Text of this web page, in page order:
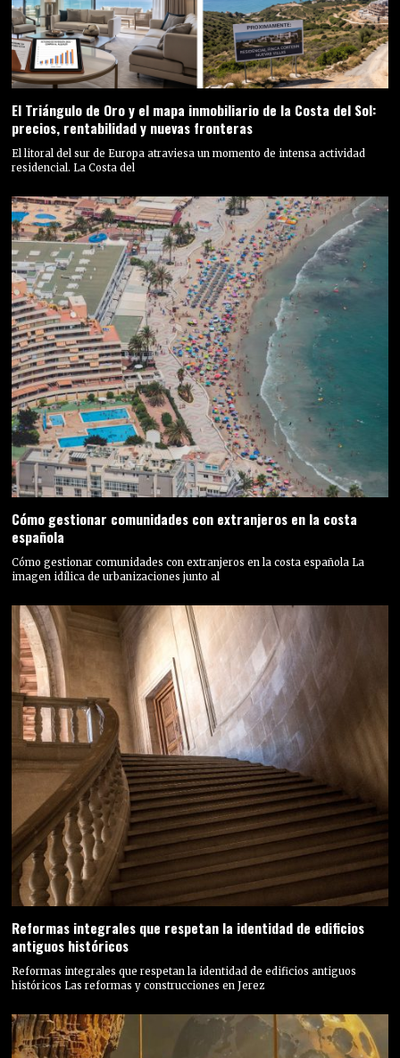
El Triángulo de Oro y el mapa inmobiliario de la Costa del Sol:
precios, rentabilidad y nuevas fronteras
El litoral del sur de Europa atraviesa un momento de intensa actividad
residencial. La Costa del
Cómo gestionar comunidades con extranjeros en la costa
española
Cómo gestionar comunidades con extranjeros en la costa española La
imagen idílica de urbanizaciones junto al
Reformas integrales que respetan la identidad de edificios
antiguos históricos
Reformas integrales que respetan la identidad de edificios antiguos
históricos Las reformas y construcciones en Jerez